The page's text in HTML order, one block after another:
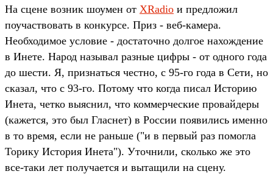
На сцене возник шоумен от XRadio и предложил
поучаствовать в конкурсе. Приз - веб-камера.
Необходимое условие - достаточно долгое нахождение
в Инете. Народ называл разные цифры - от одного года
до шести. Я, признаться честно, с 95-го года в Сети, но
сказал, что с 93-го. Потому что когда писал Историю
Инета, четко выяснил, что коммерческие провайдеры
(кажется, это был Гласнет) в России появились именно
в то время, если не раньше ("и в первый раз помогла
Торику История Инета"). Уточнили, сколько же это
все-таки лет получается и вытащили на сцену.